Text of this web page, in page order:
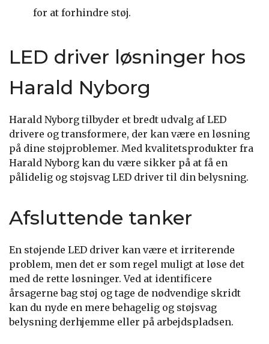
for at forhindre støj.
LED driver løsninger hos
Harald Nyborg
Harald Nyborg tilbyder et bredt udvalg af LED
drivere og transformere, der kan være en løsning
på dine støjproblemer. Med kvalitetsprodukter fra
Harald Nyborg kan du være sikker på at få en
pålidelig og støjsvag LED driver til din belysning.
Afsluttende tanker
En støjende LED driver kan være et irriterende
problem, men det er som regel muligt at løse det
med de rette løsninger. Ved at identificere
årsagerne bag støj og tage de nødvendige skridt
kan du nyde en mere behagelig og støjsvag
belysning derhjemme eller på arbejdspladsen.